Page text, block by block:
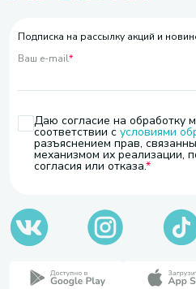
Подписка на рассылку акций и
Ваш e-mail*
Даю согласие на обработку
соответствии с условиями
разъяснением прав,
механизмом их реализации,
согласия или отказа.